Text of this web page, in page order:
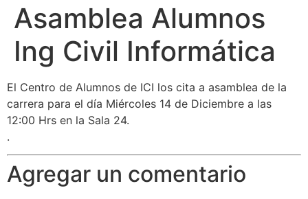
Asamblea Alumnos
Ing Civil Informática
El Centro de Alumnos de ICI los cita a asamblea de la
carrera para el día Miércoles 14 de Diciembre a las
12:00 Hrs en la Sala 24.
.
Agregar un comentario